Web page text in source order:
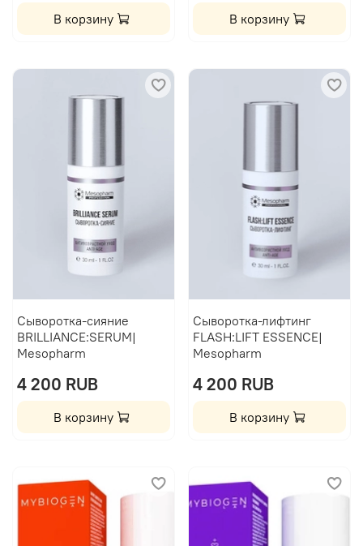
В корзину В корзину
Сыворотка-сияние
BRILLIANCE:SERUM|
Mesopharm
4 200 RUB
В корзину
Сыворотка-лифтинг
FLASH:LIFT ESSENCE|
Mesopharm
4 200 RUB
В корзину